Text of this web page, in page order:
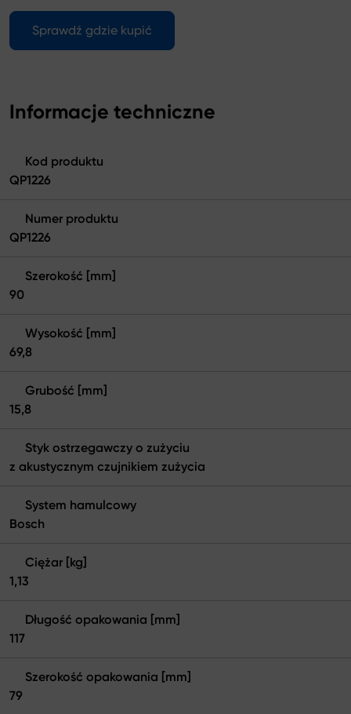
Sprawdź gdzie kupić
Informacje techniczne
Kod produktu
QP1226
Numer produktu
QP1226
Szerokość [mm]
90
Wysokość [mm]
69,8
Grubość [mm]
15,8
Styk ostrzegawczy o zużyciu
z akustycznym czujnikiem zużycia
System hamulcowy
Bosch
Ciężar [kg]
1,13
Długość opakowania [mm]
117
Szerokość opakowania [mm]
79